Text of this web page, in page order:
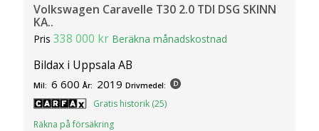
Volkswagen Caravelle T30 2.0 TDI DSG SKINN
KA..
Pris338 000 kr Beräkna månadskostnad
Bildax i Uppsala AB
Mil: 6 600 År: 2019 Drivmedel:
Gratis historik (25)
Räkna på försäkring